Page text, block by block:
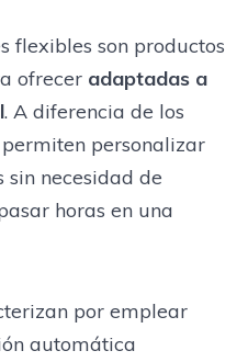
flexibles son productos
ofrecer adaptadas a
. A diferencia de los
personalizar
sin necesidad de
horas en una
por emplear
automática